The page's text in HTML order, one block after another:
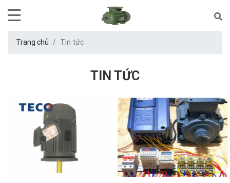
Trang chủ Tin tức
TIN TỨC